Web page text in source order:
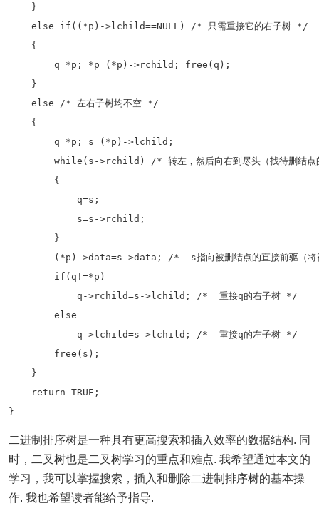
    }
    else if((*p)->lchild==NULL) /* 只需重接它的右子树 */
    {
        q=*p; *p=(*p)->rchild; free(q);
    }
    else /* 左右子树均不空 */
    {
        q=*p; s=(*p)->lchild;
while(s->rchild) /* 转左，然后向右到尽头（找待删结点
        {
            q=s;
            s=s->rchild;
        }
(*p)->data=s->data; /*  s指向被删结点的直接前驱（将
        if(q!=*p)
            q->rchild=s->lchild; /*  重接q的右子树 */
        else
            q->lchild=s->lchild; /*  重接q的左子树 */
        free(s);
    }
    return TRUE;
二进制排序树是一种具有更高搜索和插入效率的数据结构. 同
时，二叉树也是二叉树学习的重点和难点. 我希望通过本文的
学习，我可以掌握搜索，插入和删除二进制排序树的基本操
作. 我也希望读者能给予指导.